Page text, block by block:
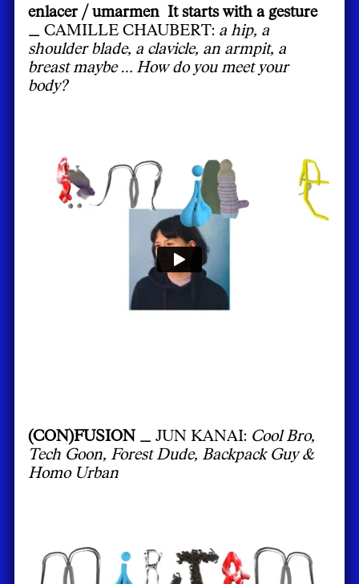
enlacer / umarmen It starts with a gesture
CAMILLE CHAUBERT: a hip, a
shoulder blade, a clavicle, an armpit, a
breast maybe … How do you meet your
body?
(CON)FUSION _ JUN KANAI: Cool Bro,
Tech Goon, Forest Dude, Backpack Guy &
Homo Urban